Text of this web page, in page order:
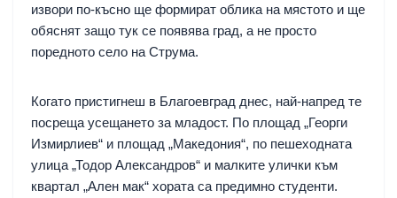
извори по-късно ще формират облика на мястото и ще
обяснят защо тук се появява град, а не просто
поредното село на Струма.
Когато пристигнеш в Благоевград днес, най-напред те
посреща усещането за младост. По площад „Георги
Измирлиев“ и площад „Македония“, по пешеходната
улица „Тодор Александров“ и малките улички към
квартал „Ален мак“ хората са предимно студенти.